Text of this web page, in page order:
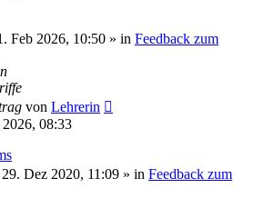
Feb 2026, 10:50 » in Feedback zum
von Lehrerin
08:33
Dez 2020, 11:09 » in Feedback zum